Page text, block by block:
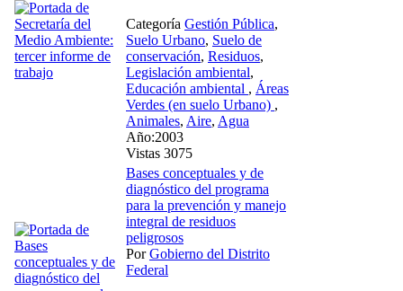
Categoría Gestión Pública,
Suelo Urbano, Suelo de
conservación, Residuos,
Legislación ambiental,
Educación ambiental , Áreas
Verdes (en suelo Urbano) ,
Animales, Aire, Agua
Año:2003
Vistas 3075
Bases conceptuales y de
diagnóstico del programa
para la prevención y manejo
integral de residuos
peligrosos
PorGobierno del Distrito
Federal